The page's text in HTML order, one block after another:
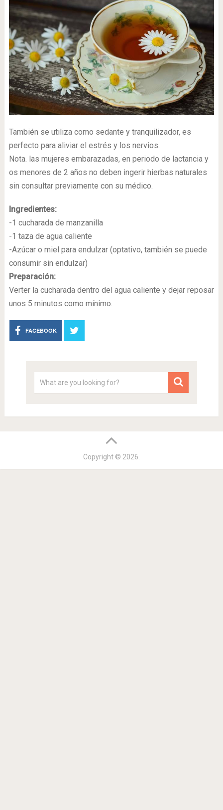
También se utiliza como sedante y tranquilizador, es
perfecto para aliviar el estrés y los nervios.
Nota. las mujeres embarazadas, en periodo de lactancia y
os menores de 2 años no deben ingerir hierbas naturales
sin consultar previamente con su médico.
Ingredientes:
-1 cucharada de manzanilla
-1 taza de agua caliente
-Azúcar o miel para endulzar (optativo, también se puede
consumir sin endulzar)
Preparación:
Verter la cucharada dentro del agua caliente y dejar reposar
unos 5 minutos como mínimo.
FACEBOOK
Copyright © 2026.